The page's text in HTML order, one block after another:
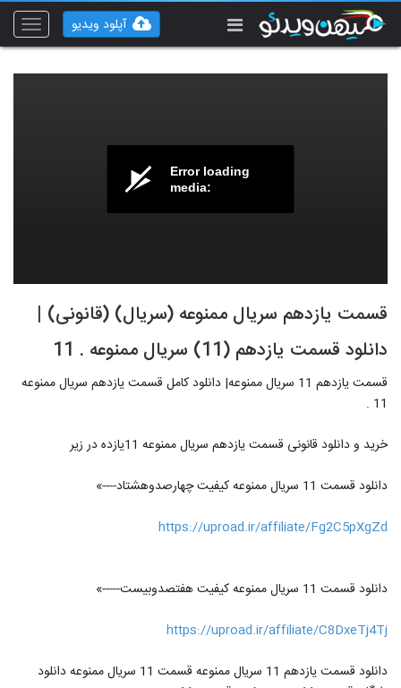
Toggle
آپلود ویدیو
Error loading
media:
قسمت یازدهم سریال ممنوعه (سریال) (قانونی) |
دانلود قسمت یازدهم (11) سریال ممنوعه . 11
قسمت یازدهم 11 سریال ممنوعه| دانلود کامل قسمت یازدهم سریال ممنوعه
11 .
خرید و دانلود قانونی قسمت یازدهم سریال ممنوعه 11یازده در زیر
دانلود قسمت 11 سریال ممنوعه کیفیت چهارصدوهشتاد----»
https://uproad.ir/affiliate/Fg2C5pXgZd
دانلود قسمت 11 سریال ممنوعه کیفیت هفتصدوبیست-----»
https://uproad.ir/affiliate/C8DxeTj4Tj
دانلود قسمت یازدهم 11 سریال ممنوعه قسمت 11 سریال ممنوعه دانلود